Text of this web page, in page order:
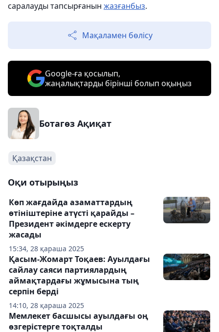
саралауды тапсырғанын жазғанбыз.
Мақаламен бөлісу
Google-ға қосылып,
жаңалықтарды бірінші болып оқыңыз
Ботагөз Ақиқат
Қазақстан
Оқи отырыңыз
15:34, 28 қараша 2025
Көп жағдайда азаматтардың
өтініштеріне атүсті қарайды –
Президент әкімдерге ескерту
жасады
14:10, 28 қараша 2025
Қасым-Жомарт Тоқаев: Ауылдағы
сайлау саяси партиялардың
аймақтардағы жұмысына тың
серпін берді
Мемлекет басшысы ауылдағы оң
өзгерістерге тоқталды